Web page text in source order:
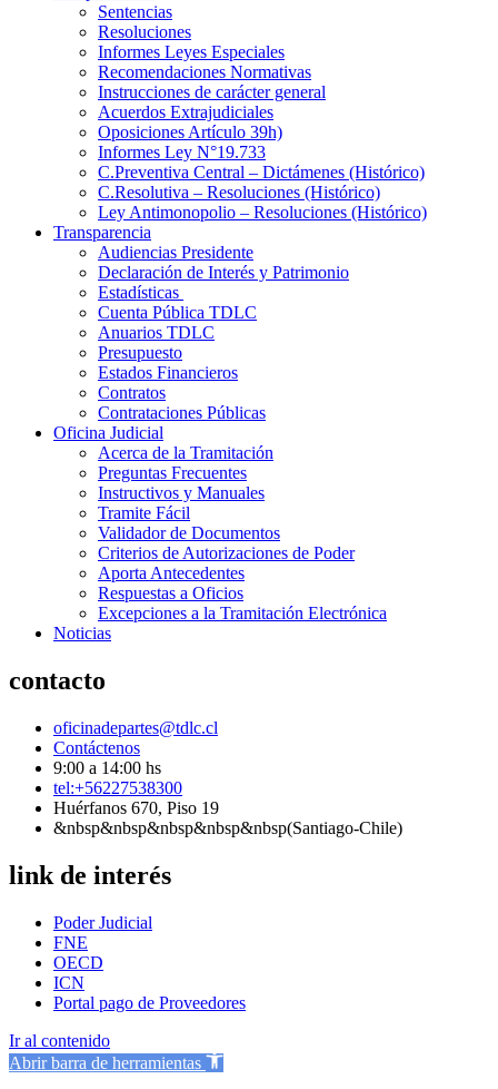
Sentencias
Resoluciones
Informes Leyes Especiales
Recomendaciones Normativas
Instrucciones de carácter general
Acuerdos Extrajudiciales
Oposiciones Artículo 39h)
Informes Ley N°19.733
C.Preventiva Central – Dictámenes (Histórico)
C.Resolutiva – Resoluciones (Histórico)
Ley Antimonopolio – Resoluciones (Histórico)
Transparencia
Audiencias Presidente
Declaración de Interés y Patrimonio
Estadísticas
Cuenta Pública TDLC
Anuarios TDLC
Presupuesto
Estados Financieros
Contratos
Contrataciones Públicas
Oficina Judicial
Acerca de la Tramitación
Preguntas Frecuentes
Instructivos y Manuales
Tramite Fácil
Validador de Documentos
Criterios de Autorizaciones de Poder
Aporta Antecedentes
Respuestas a Oficios
Excepciones a la Tramitación Electrónica
Noticias
contacto
oficinadepartes@tdlc.cl
Contáctenos
9:00 a 14:00 hs
tel:+56227538300
Huérfanos 670, Piso 19
&nbsp&nbsp&nbsp&nbsp&nbsp(Santiago-Chile)
link de interés
Poder Judicial
FNE
OECD
ICN
Portal pago de Proveedores
Ir al contenido
Abrir barra de herramientas